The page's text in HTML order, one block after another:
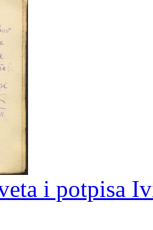
i potpisa